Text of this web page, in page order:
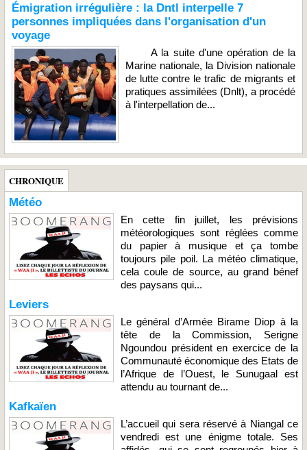
Émigration irrégulière : la Dntl interpelle 7
personnes impliquées dans l'organisation d'un
voyage
A la suite d'une opération de la
Marine nationale, la Division nationale
de lutte contre le trafic de migrants et
pratiques assimilées (Dnlt), a procédé
à l'interpellation de...
CHRONIQUE
Météo
En cette fin juillet, les prévisions
météorologiques sont réglées comme
du papier à musique et ça tombe
toujours pile poil. La météo climatique,
cela coule de source, au grand bénef
des paysans qui...
Leviers
Le général d’Armée Birame Diop à la
tête de la Commission, Serigne
Ngoundou président en exercice de la
Communauté économique des Etats de
l’Afrique de l’Ouest, le Sunugaal est
attendu au tournant de...
Kafkaïen
L’accueil qui sera réservé à Niangal ce
vendredi est une énigme totale. Ses